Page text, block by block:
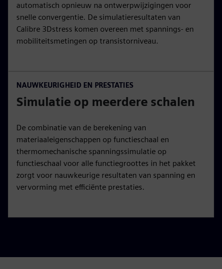
automatisch opnieuw na ontwerpwijzigingen voor
snelle convergentie. De simulatieresultaten van
Calibre 3Dstress komen overeen met spannings- en
mobiliteitsmetingen op transistorniveau.
NAUWKEURIGHEID EN PRESTATIES
Simulatie op meerdere schalen
De combinatie van de berekening van
materiaaleigenschappen op functieschaal en
thermomechanische spanningssimulatie op
functieschaal voor alle functiegroottes in het pakket
zorgt voor nauwkeurige resultaten van spanning en
vervorming met efficiënte prestaties.